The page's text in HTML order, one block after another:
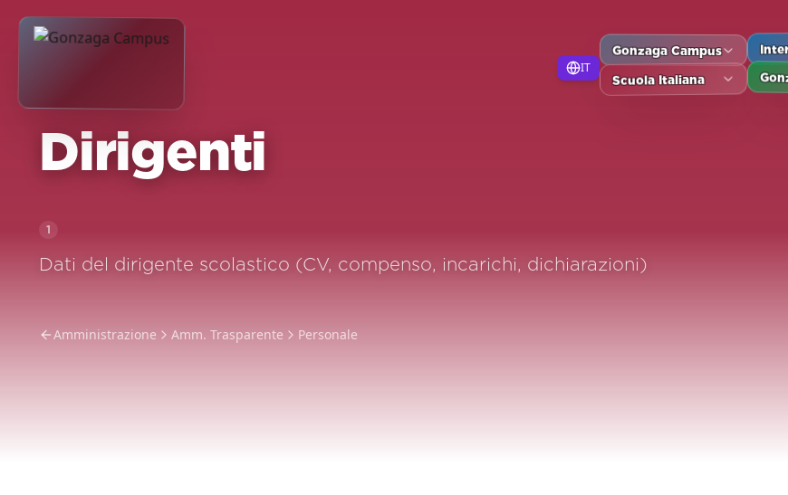
IT
Gonzaga Campus
Scuola Italiana
Dirigenti
1
Dati del dirigente scolastico (CV, compenso, incarichi, dichiarazioni)
Amministrazione Amm. Trasparente Personale